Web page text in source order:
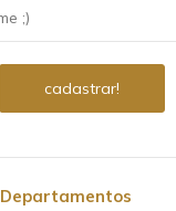
Departamentos